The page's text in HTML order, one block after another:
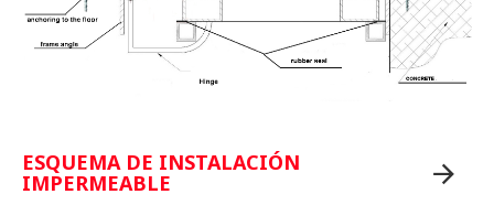
ESQUEMA DE INSTALACIÓN
IMPERMEABLE